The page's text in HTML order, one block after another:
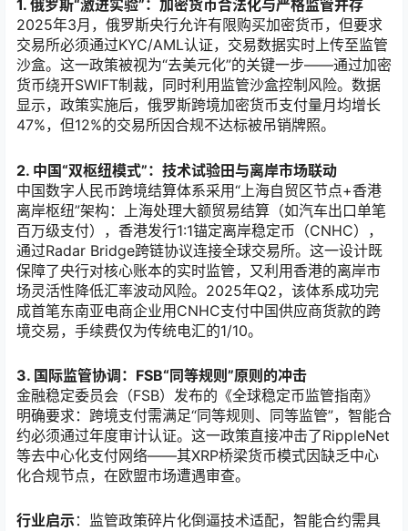
1. 俄罗斯“激进实验”：加密货币合法化与严格监管并存
2025年3月，俄罗斯央行允许有限购买加密货币，但要求
交易所必须通过KYC/AML认证，交易数据实时上传至监管
沙盒。这一政策被视为“去美元化”的关键一步——通过加密
货币绕开SWIFT制裁，同时利用监管沙盒控制风险。数据
显示，政策实施后，俄罗斯跨境加密货币支付量月均增长
47%，但12%的交易所因合规不达标被吊销牌照。
2. 中国“双枢纽模式”：技术试验田与离岸市场联动
中国数字人民币跨境结算体系采用“上海自贸区节点+香港
离岸枢纽”架构：上海处理大额贸易结算（如汽车出口单笔
百万级支付），香港发行1:1锚定离岸稳定币（CNHC），
通过Radar Bridge跨链协议连接全球交易所。这一设计既
保障了央行对核心账本的实时监管，又利用香港的离岸市
场灵活性降低汇率波动风险。2025年Q2，该体系成功完
成首笔东南亚电商企业用CNHC支付中国供应商货款的跨
境交易，手续费仅为传统电汇的1/10。
3. 国际监管协调：FSB“同等规则”原则的冲击
金融稳定委员会（FSB）发布的《全球稳定币监管指南》
明确要求：跨境支付需满足“同等规则、同等监管”，智能合
约必须通过年度审计认证。这一政策直接冲击了RippleNet
等去中心化支付网络——其XRP桥梁货币模式因缺乏中心
化合规节点，在欧盟市场遭遇审查。
行业启示：监管政策碎片化倒逼技术适配，智能合约需具